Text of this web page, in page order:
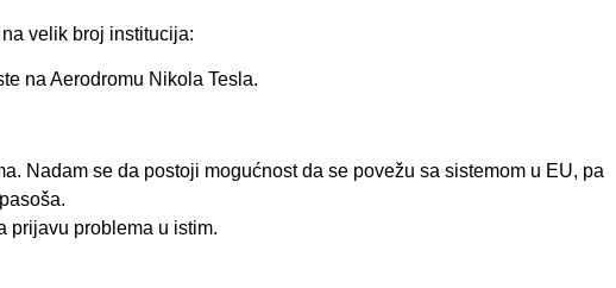
velik broj institucija:
na Aerodromu Nikola Tesla.
Nadam se da postoji mogućnost da se povežu sa sistemom u EU, pa
prijavu problema u istim.